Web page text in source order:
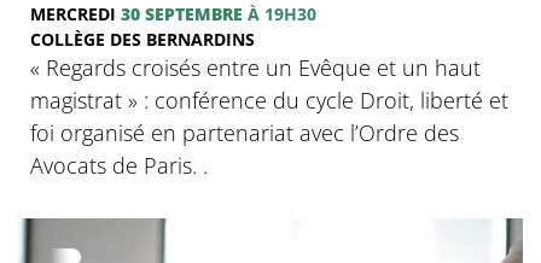
MERCREDI 30 SEPTEMBRE À 19H30
COLLÈGE DES BERNARDINS
« Regards croisés entre un Evêque et un haut
magistrat » : conférence du cycle Droit, liberté et
foi organisé en partenariat avec l’Ordre des
Avocats de Paris. .